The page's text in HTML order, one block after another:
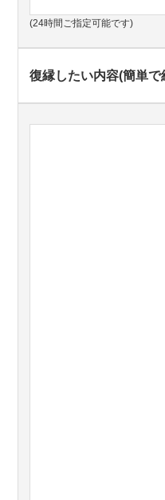
(24時間ご指定可能です)
復縁したい内容(簡単で